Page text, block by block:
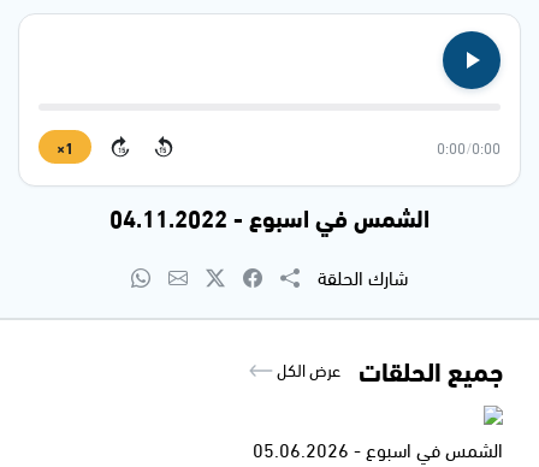
0:00
/
0:00
15
15
1×
الشمس في اسبوع - 04.11.2022
شارك الحلقة
جميع الحلقات عرض الكل
الشمس في اسبوع - 05.06.2026